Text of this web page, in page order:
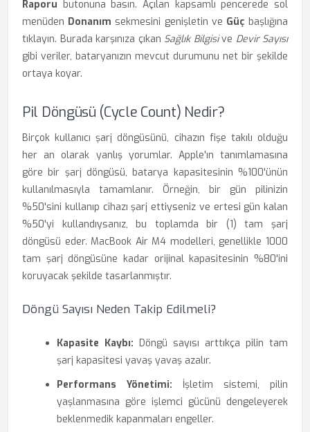
Raporu butonuna basın. Açılan kapsamlı pencerede sol
menüden Donanım sekmesini genişletin ve Güç başlığına
tıklayın. Burada karşınıza çıkan Sağlık Bilgisive Devir Sayısı
gibi veriler, bataryanızın mevcut durumunu net bir şekilde
ortaya koyar.
Pil Döngüsü (Cycle Count) Nedir?
Birçok kullanıcı şarj döngüsünü, cihazın fişe takılı olduğu
her an olarak yanlış yorumlar. Apple'ın tanımlamasına
göre bir şarj döngüsü, batarya kapasitesinin %100'ünün
kullanılmasıyla tamamlanır. Örneğin, bir gün pilinizin
%50'sini kullanıp cihazı şarj ettiyseniz ve ertesi gün kalan
%50'yi kullandıysanız, bu toplamda bir (1) tam şarj
döngüsü eder. MacBook Air M4 modelleri, genellikle 1000
tam şarj döngüsüne kadar orijinal kapasitesinin %80'ini
koruyacak şekilde tasarlanmıştır.
Döngü Sayısı Neden Takip Edilmeli?
Kapasite Kaybı: Döngü sayısı arttıkça pilin tam
şarj kapasitesi yavaş yavaş azalır.
Performans Yönetimi: İşletim sistemi, pilin
yaşlanmasına göre işlemci gücünü dengeleyerek
beklenmedik kapanmaları engeller.